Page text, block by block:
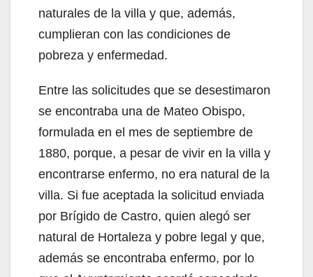
naturales de la villa y que, además,
cumplieran con las condiciones de
pobreza y enfermedad.
Entre las solicitudes que se desestimaron
se encontraba una de Mateo Obispo,
formulada en el mes de septiembre de
1880, porque, a pesar de vivir en la villa y
encontrarse enfermo, no era natural de la
villa. Si fue aceptada la solicitud enviada
por Brígido de Castro, quien alegó ser
natural de Hortaleza y pobre legal y que,
además se encontraba enfermo, por lo